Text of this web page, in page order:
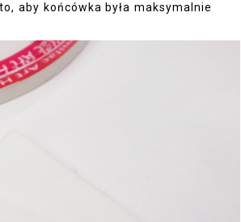
aby końcówka była maksymalnie